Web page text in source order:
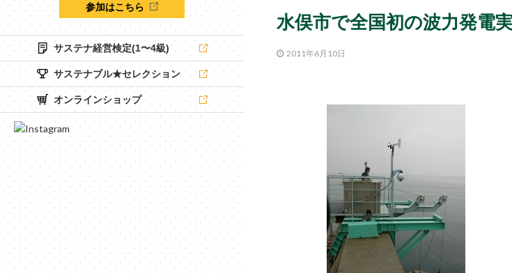
参加はこちら
サステナ経営検定(1〜4級)
サステナブル★セレクション
オンラインショップ
水俣市で全国初の波力発電
2011年6月10日